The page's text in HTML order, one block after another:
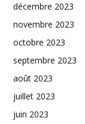
décembre 2023
novembre 2023
octobre 2023
septembre 2023
août 2023
juillet 2023
juin 2023